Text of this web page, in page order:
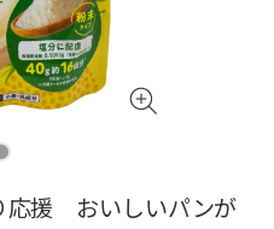
援 おいしいパンが